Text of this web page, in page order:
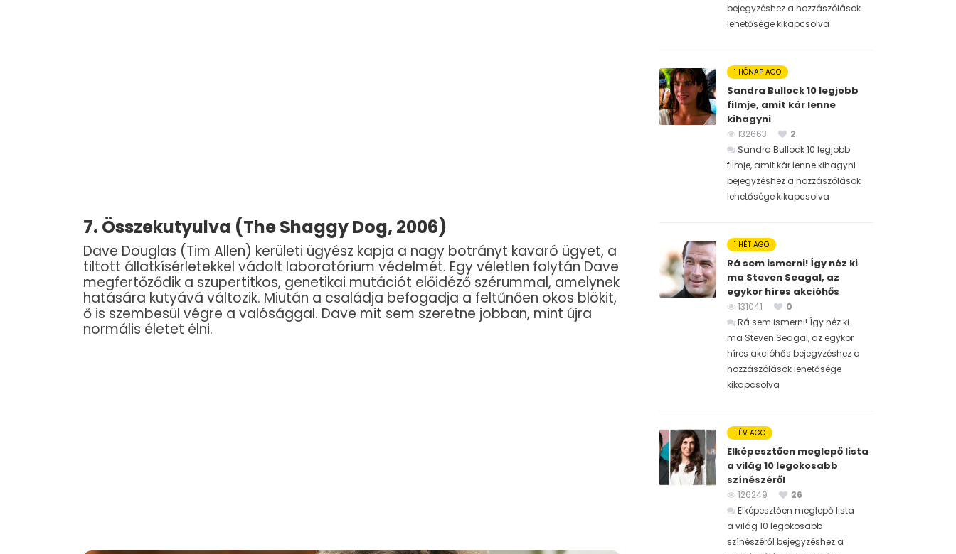
7. Összekutyulva (The Shaggy Dog, 2006)
Dave Douglas (Tim Allen) kerületi ügyész kapja a nagy botrányt kavaró ügyet, a
tiltott állatkísérletekkel vádolt laboratórium védelmét. Egy véletlen folytán Dave
megfertőződik a szupertitkos, genetikai mutációt előidéző szérummal, amelynek
hatására kutyává változik. Miután a családja befogadja a feltűnően okos blökit,
ő is szembesül végre a valósággal. Dave mit sem szeretne jobban, mint újra
normális életet élni.
bejegyzéshez a hozzászólások
lehetősége kikapcsolva
1 HÓNAP AGO
Sandra Bullock 10 legjobb
filmje, amit kár lenne
kihagyni
132663
2
Sandra Bullock 10 legjobb
filmje, amit kár lenne kihagyni
bejegyzéshez a hozzászólások
lehetősége kikapcsolva
1 HÉT AGO
Rá sem ismerni! Így néz ki
ma Steven Seagal, az
egykor híres akcióhős
131041
0
Rá sem ismerni! Így néz ki
ma Steven Seagal, az egykor
híres akcióhős bejegyzéshez a
hozzászólások lehetősége
kikapcsolva
1 ÉV AGO
Elképesztően meglepő lista
a világ 10 legokosabb
színészéről
126249
26
Elképesztően meglepő lista
a világ 10 legokosabb
színészéről bejegyzéshez a